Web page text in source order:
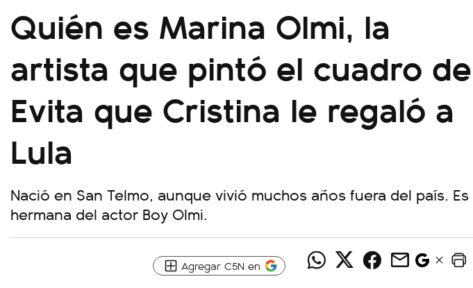
Quién es Marina Olmi, la
artista que pintó el cuadro de
Evita que Cristina le regaló a
Lula
Nació en San Telmo, aunque vivió muchos años fuera del país. Es
hermana del actor Boy Olmi.
Agregar C5N en